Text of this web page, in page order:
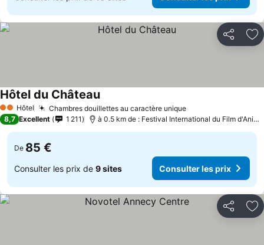
Partager
2 Étoiles
Hôtel Chambres douillettes au caractère uniqueConsulter les prix
Hôtel du ChâteauConsulter les prix
8,7 Excellent 1 211 à 0.5 km de : Festival International du Film
De 85 €
Consulter les prix de 9 sites Consulter les prix
Partager